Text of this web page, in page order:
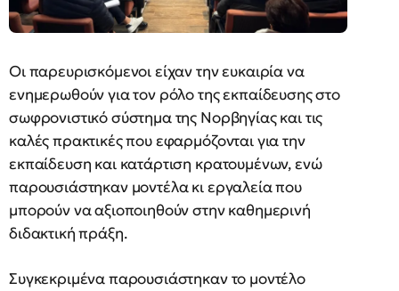
Οι παρευρισκόμενοι είχαν την ευκαιρία να
ενημερωθούν για τον ρόλο της εκπαίδευσης στο
σωφρονιστικό σύστημα της Νορβηγίας και τις
καλές πρακτικές που εφαρμόζονται για την
εκπαίδευση και κατάρτιση κρατουμένων, ενώ
παρουσιάστηκαν μοντέλα κι εργαλεία που
μπορούν να αξιοποιηθούν στην καθημερινή
διδακτική πράξη.
Συγκεκριμένα παρουσιάστηκαν το μοντέλο